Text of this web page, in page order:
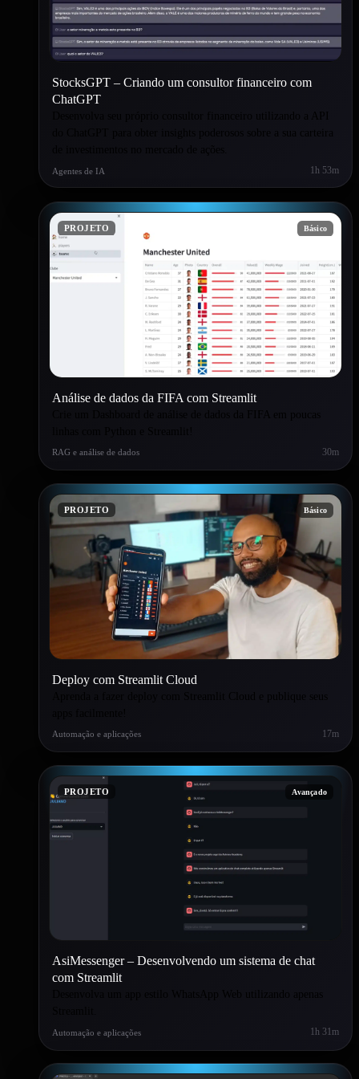
StocksGPT – Criando um consultor financeiro com
ChatGPT
Desenvolva seu próprio consultor financeiro utilizando a API
do ChatGPT para obter insights poderosos sobre a sua carteira
Agentes de IA 1h 53m
PROJETO Básico
Análise de dados da FIFA com Streamlit
Crie um Dashboard de análise de dados da FIFA em poucas
RAG e análise de dados 30m
PROJETO Básico
Deploy com Streamlit Cloud
Aprenda a fazer deploy com Streamlit Cloud e publique seus
Automação e aplicações 17m
PROJETO Avançado
AsiMessenger – Desenvolvendo um sistema de chat
com Streamlit
Desenvolva um app estilo WhatsApp Web utilizando apenas
Automação e aplicações 1h 31m